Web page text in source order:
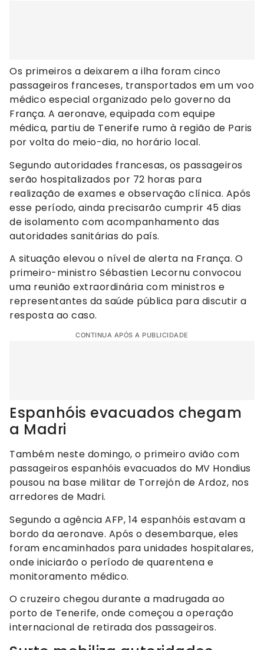
Os primeiros a deixarem a ilha foram cinco
passageiros franceses, transportados em um voo
médico especial organizado pelo governo da
França. A aeronave, equipada com equipe
médica, partiu de Tenerife rumo à região de Paris
por volta do meio-dia, no horário local.
Segundo autoridades francesas, os passageiros
serão hospitalizados por 72 horas para
realização de exames e observação clínica. Após
esse período, ainda precisarão cumprir 45 dias
de isolamento com acompanhamento das
autoridades sanitárias do país.
A situação elevou o nível de alerta na França. O
primeiro-ministro Sébastien Lecornu convocou
uma reunião extraordinária com ministros e
representantes da saúde pública para discutir a
resposta ao caso.
CONTINUA APÓS A PUBLICIDADE
Espanhóis evacuados chegam
a Madri
Também neste domingo, o primeiro avião com
passageiros espanhóis evacuados do MV Hondius
pousou na base militar de Torrejón de Ardoz, nos
arredores de Madri.
Segundo a agência AFP, 14 espanhóis estavam a
bordo da aeronave. Após o desembarque, eles
foram encaminhados para unidades hospitalares,
onde iniciarão o período de quarentena e
monitoramento médico.
O cruzeiro chegou durante a madrugada ao
porto de Tenerife, onde começou a operação
internacional de retirada dos passageiros.